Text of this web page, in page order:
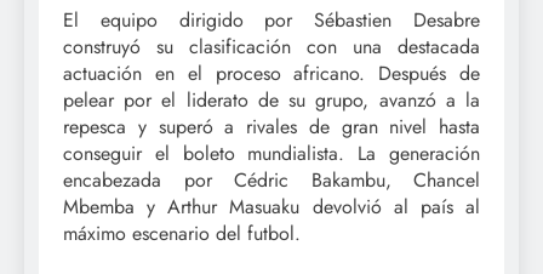
El equipo dirigido por Sébastien Desabre
construyó su clasificación con una destacada
actuación en el proceso africano. Después de
pelear por el liderato de su grupo, avanzó a la
repesca y superó a rivales de gran nivel hasta
conseguir el boleto mundialista. La generación
encabezada por Cédric Bakambu, Chancel
Mbemba y Arthur Masuaku devolvió al país al
máximo escenario del futbol.